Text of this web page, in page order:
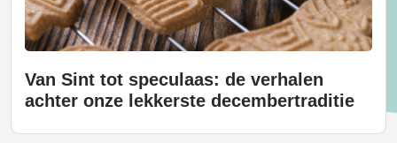
Van Sint tot speculaas: de verhalen
achter onze lekkerste decembertraditie